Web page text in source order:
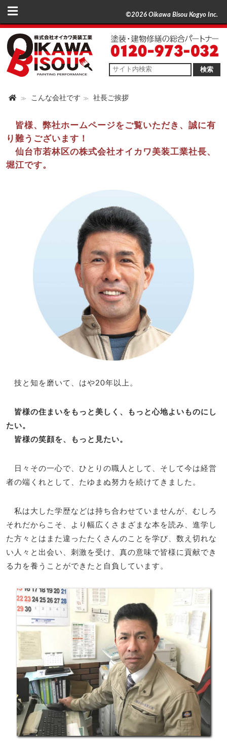
©2026 Oikawa Bisou Kogyo Inc.
検索
こんな会社です 社長ご挨拶
皆様、弊社ホームページをご覧いただき、誠に有
り難うございます！
仙台市若林区の株式会社オイカワ美装工業社長、
堀江です。
技と知を磨いて、はや20年以上。
皆様の住まいをもっと美しく、もっと心地よいものにし
たい。
皆様の笑顔を、もっと見たい。
日々その一心で、ひとりの職人として、そして今は経営
者の端くれとして、たゆまぬ努力を続けてきました。
私は大した学歴などは持ち合わせていませんが、むしろ
それだからこそ、より幅広くさまざまな本を読み、進学し
た方々とはまた違ったたくさんのことを学び、数え切れな
い人々と出会い、刺激を受け、真の意味で皆様に貢献でき
る力を養うことができたと自負しています。